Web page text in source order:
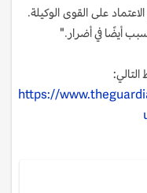
على القوى الوكيلة.
أيضًا في أضرار."
التالي:
https://